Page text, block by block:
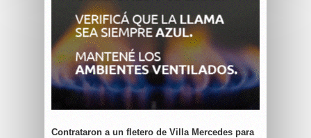
Contrataron a un fletero de Villa Mercedes para